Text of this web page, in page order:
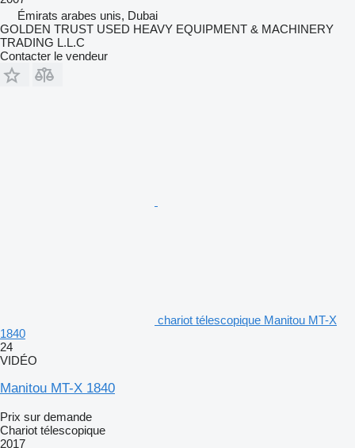
Émirats arabes unis, Dubai
GOLDEN TRUST USED HEAVY EQUIPMENT & MACHINERY
TRADING L.L.C
Contacter le vendeur
chariot télescopique Manitou MT-X
1840
24
VIDÉO
Manitou MT-X 1840
Prix sur demande
Chariot télescopique
2017